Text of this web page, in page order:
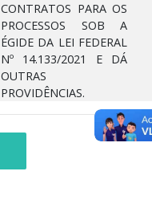
CONTRATOS PARA OS
PROCESSOS SOB A
ÉGIDE DA LEI FEDERAL
Nº 14.133/2021 E DÁ
OUTRAS
PROVIDÊNCIAS.